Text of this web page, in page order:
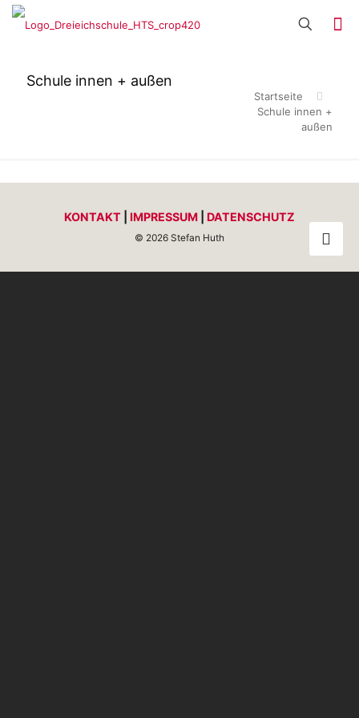
Schule innen + außen
Startseite
Schule innen +
außen
KONTAKT IMPRESSUM DATENSCHUTZ
© 2026 Stefan Huth